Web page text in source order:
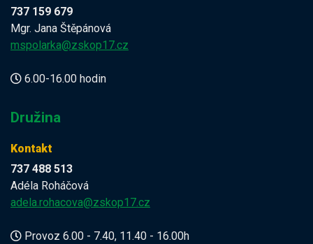
737 159 679
Mgr. Jana Štěpánová
mspolarka@zskop17.cz
6.00-16.00 hodin
Družina
Kontakt
737 488 513
Adéla Roháčová
adela.rohacova@zskop17.cz
Provoz 6.00 - 7.40, 11.40 - 16.00h